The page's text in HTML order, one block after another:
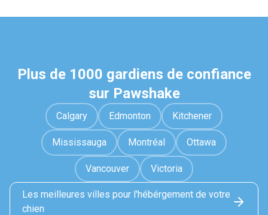
Plus de 1000 gardiens de confiance
sur Pawshake
Calgary Edmonton Kitchener
Mississauga Montréal Ottawa
Vancouver Victoria
Les meilleures villes pour l'hébérgement de votre
chien